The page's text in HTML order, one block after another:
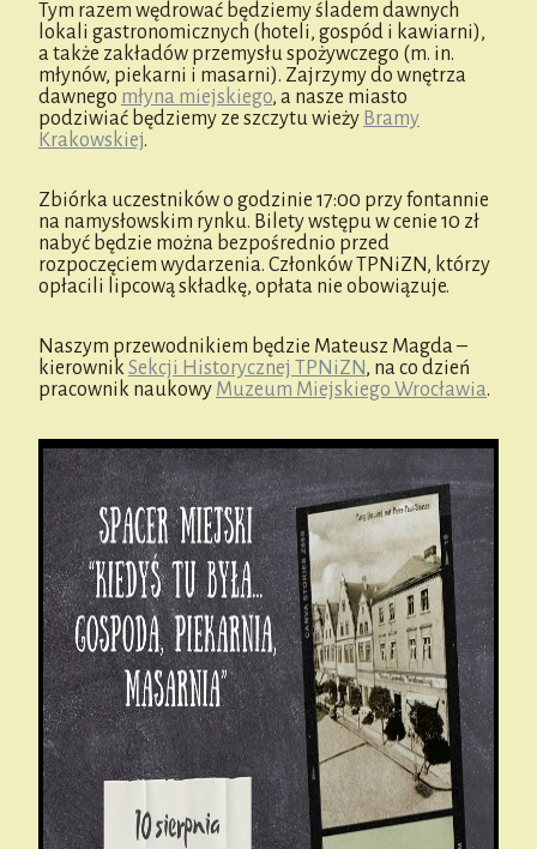
Tym razem wędrować będziemy śladem dawnych
lokali gastronomicznych (hoteli, gospód i kawiarni),
a także zakładów przemysłu spożywczego (m. in.
młynów, piekarni i masarni). Zajrzymy do wnętrza
dawnego młyna miejskiego, a nasze miasto
podziwiać będziemy ze szczytu wieży Bramy
Krakowskiej.
Zbiórka uczestników o godzinie 17:00 przy fontannie
na namysłowskim rynku. Bilety wstępu w cenie 10 zł
nabyć będzie można bezpośrednio przed
rozpoczęciem wydarzenia. Członków TPNiZN, którzy
opłacili lipcową składkę, opłata nie obowiązuje.
Naszym przewodnikiem będzie Mateusz Magda –
kierownik Sekcji Historycznej TPNiZN, na co dzień
pracownik naukowy Muzeum Miejskiego Wrocławia.